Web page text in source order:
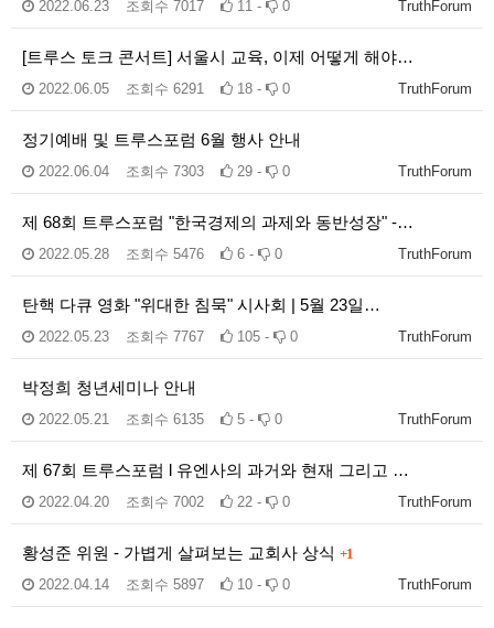
TruthForum
2022.06.23 조회수 7017 11 - 0
[트루스 토크 콘서트] 서울시 교육, 이제 어떻게 해야…
TruthForum
2022.06.05 조회수 6291 18 - 0
정기예배 및 트루스포럼 6월 행사 안내
TruthForum
2022.06.04 조회수 7303 29 - 0
제 68회 트루스포럼 "한국경제의 과제와 동반성장" -…
TruthForum
2022.05.28 조회수 5476 6 - 0
탄핵 다큐 영화 "위대한 침묵" 시사회 | 5월 23일…
TruthForum
2022.05.23 조회수 7767 105 - 0
박정희 청년세미나 안내
TruthForum
2022.05.21 조회수 6135 5 - 0
제 67회 트루스포럼 l 유엔사의 과거와 현재 그리고 …
TruthForum
2022.04.20 조회수 7002 22 - 0
황성준 위원 - 가볍게 살펴보는 교회사 상식 +1
TruthForum
2022.04.14 조회수 5897 10 - 0